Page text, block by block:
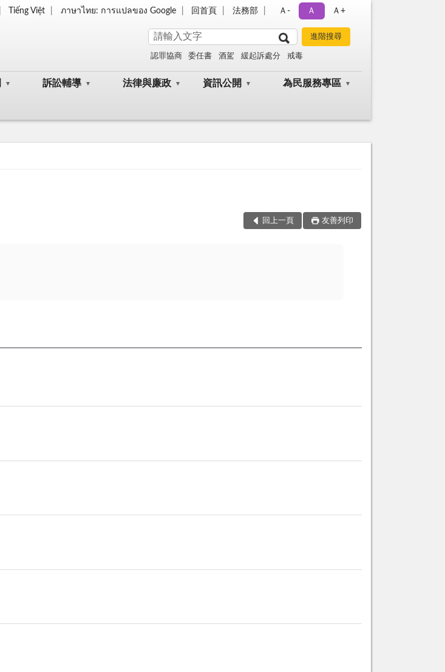
Tiếng Việt ภาษาไทย: การแปลของ Google 回首頁 法務部 Ａ- Ａ Ａ+
認罪協商 委任書 酒駕 緩起訴處分 戒毒
訴訟輔導 法律與廉政 資訊公開 為民服務專區
回上一頁 友善列印